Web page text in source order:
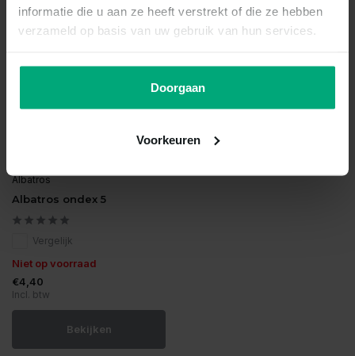
informatie die u aan ze heeft verstrekt of die ze hebben
verzameld op basis van uw gebruik van hun services.
Doorgaan
Voorkeuren
Albatros
Albatros ondex 5
Vergelijk
Niet op voorraad
€4,40
Incl. btw
Bekijken